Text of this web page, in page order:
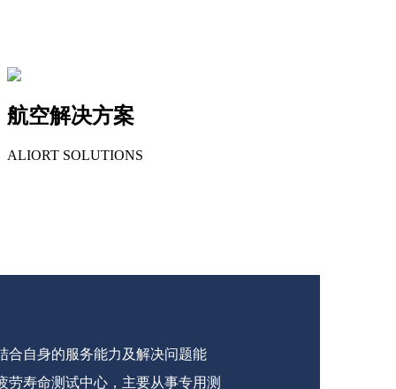
航空解决方案
ALIORT SOLUTIONS
合自身的服务能力及解决问题能
寿命测试中心，主要从事专用测